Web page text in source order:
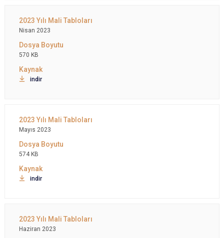
Nisan 2023
570 KB
indir
Mayıs 2023
574 KB
indir
Haziran 2023